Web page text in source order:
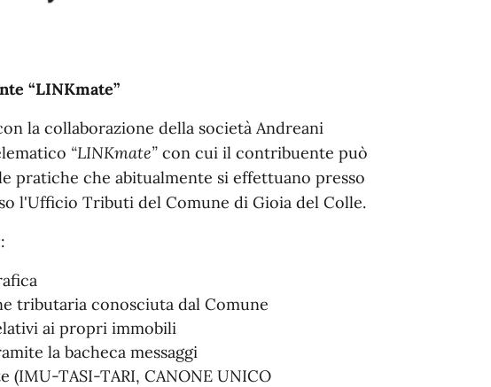
“LINKmate”
la collaborazione della società Andreani
“LINKmate” con cui il contribuente può
pratiche che abitualmente si effettuano presso
l'Ufficio Tributi del Comune di Gioia del Colle.
tributaria conosciuta dal Comune
ai propri immobili
la bacheca messaggi
TASI-TARI, CANONE UNICO